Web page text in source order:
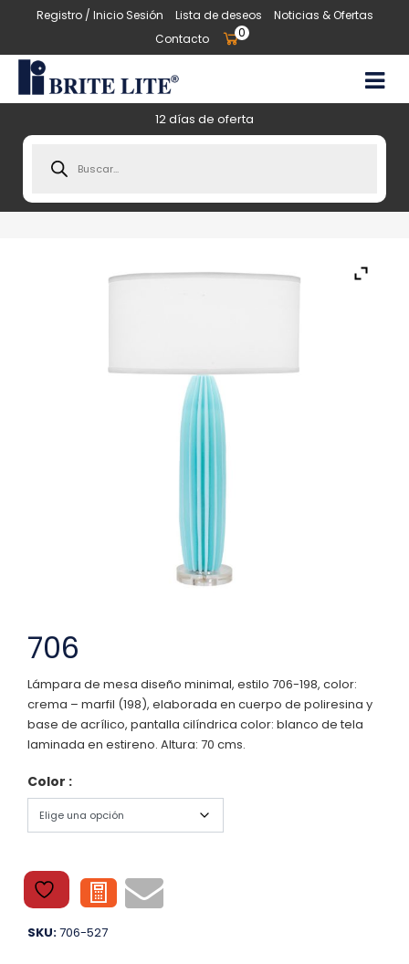
Registro / Inicio Sesión Lista de deseos
Noticias & Ofertas
Contacto
0
12 días de oferta
search
706
Lámpara de mesa diseño minimal, estilo 706-198, color:
crema – marfil (198), elaborada en cuerpo de poliresina y
base de acrílico, pantalla cilíndrica color: blanco de tela
laminada en estireno. Altura: 70 cms.
Color :
SKU:706-527